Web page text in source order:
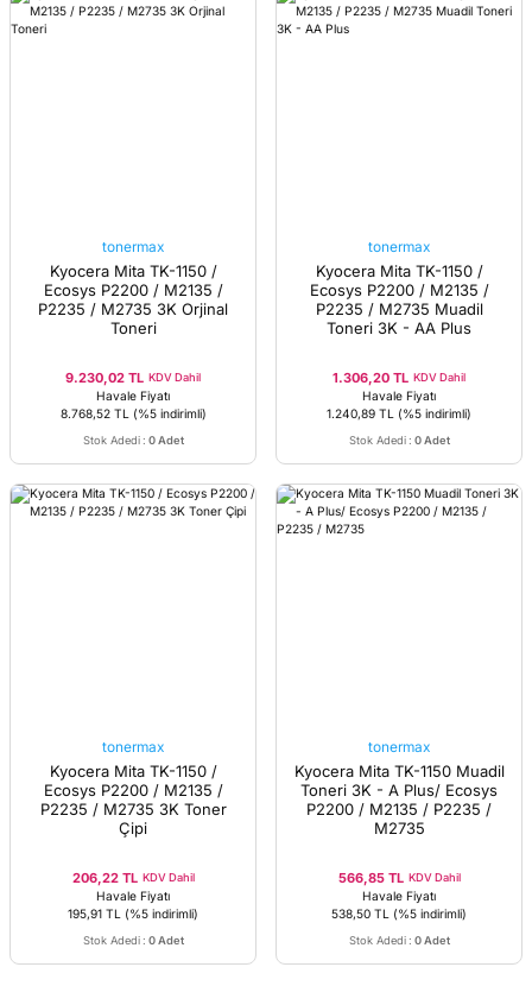
tonermax
Kyocera Mita TK-1150 /
Ecosys P2200 / M2135 /
P2235 / M2735 3K Orjinal
Toneri
9.230,02 TL KDV Dahil
Havale Fiyatı
8.768,52 TL
(%5 indirimli)
Stok Adedi : 0 Adet
tonermax
Kyocera Mita TK-1150 /
Ecosys P2200 / M2135 /
P2235 / M2735 Muadil
Toneri 3K - AA Plus
1.306,20 TL KDV Dahil
Havale Fiyatı
1.240,89 TL (%5 indirimli)
Stok Adedi : 0 Adet
tonermax
Kyocera Mita TK-1150 /
Ecosys P2200 / M2135 /
P2235 / M2735 3K Toner
Çipi
206,22 TL KDV Dahil
Havale Fiyatı
195,91 TL (%5 indirimli)
Stok Adedi : 0 Adet
tonermax
Kyocera Mita TK-1150 Muadil
Toneri 3K - A Plus/ Ecosys
P2200 / M2135 / P2235 /
M2735
566,85 TL KDV Dahil
Havale Fiyatı
538,50 TL (%5 indirimli)
Stok Adedi : 0 Adet